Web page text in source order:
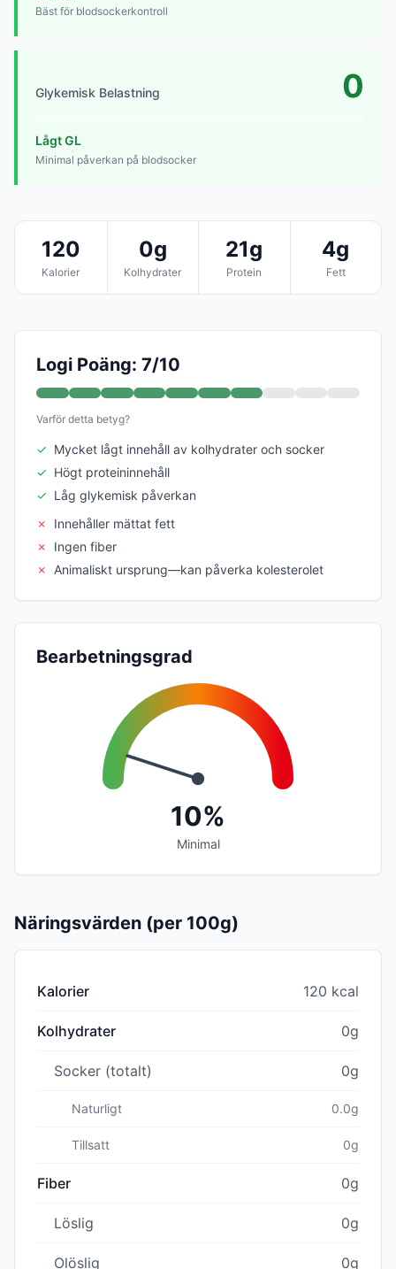
Bäst för blodsockerkontroll
Glykemisk Belastning 0
Lågt GL
Minimal påverkan på blodsocker
120
Kalorier
0g
Kolhydrater
21g
Protein
4g
Fett
Logi Poäng: 7/10
Varför detta betyg?
✓ Mycket lågt innehåll av kolhydrater och socker
✓ Högt proteininnehåll
✓ Låg glykemisk påverkan
✗
Innehåller mättat fett
✗
Ingen fiber
✗
Animaliskt ursprung—kan påverka kolesterolet
Bearbetningsgrad
10%
Minimal
Näringsvärden (per 100g)
Kalorier 120 kcal
Kolhydrater 0g
Socker (totalt) 0g
Naturligt 0.0g
Tillsatt 0g
Fiber 0g
Löslig 0g
Olöslig 0g